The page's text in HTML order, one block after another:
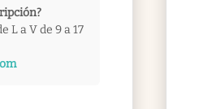
L a V de 9 a 17